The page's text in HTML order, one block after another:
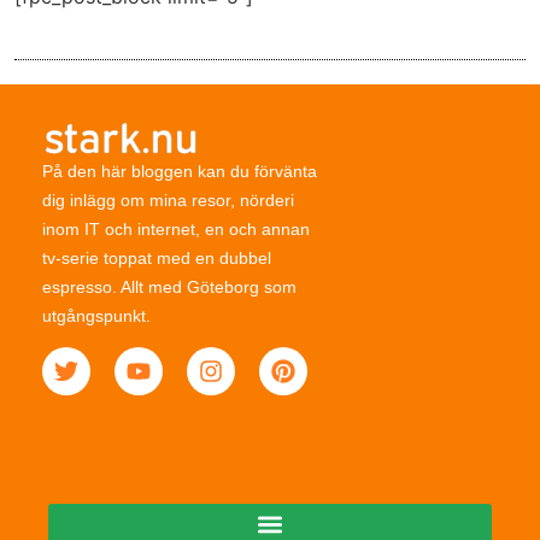
På den här bloggen kan du förvänta
dig inlägg om mina resor, nörderi
inom IT och internet, en och annan
tv-serie toppat med en dubbel
espresso. Allt med Göteborg som
utgångspunkt.